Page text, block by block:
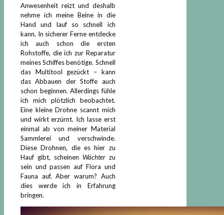
Anwesenheit reizt und deshalb
nehme ich meine Beine in die
Hand und lauf so schnell ich
kann. In sicherer Ferne entdecke
ich auch schon die ersten
Rohstoffe, die ich zur Reparatur
meines Schiffes benötige. Schnell
das Multitool gezückt – kann
das Abbauen der Stoffe auch
schon beginnen. Allerdings fühle
ich mich plötzlich beobachtet.
Eine kleine Drohne scannt mich
und wirkt erzürnt. Ich lasse erst
einmal ab von meiner Material
Sammlerei und verschwinde.
Diese Drohnen, die es hier zu
Hauf gibt, scheinen Wächterzu
sein und passen auf Flora und
Fauna auf. Aber warum? Auch
dies werde ich in Erfahrung
bringen.